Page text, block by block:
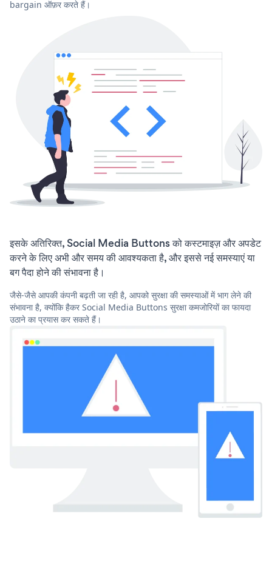
bargain ऑफ़र करते हैं।
इसके अतिरिक्त, Social Media Buttons को कस्टमाइज़ और अपडेट
करने के लिए अभी और समय की आवश्यकता है, और इससे नई समस्याएं या
बग पैदा होने की संभावना है।
जैसे-जैसे आपकी कंपनी बढ़ती जा रही है, आपको सुरक्षा की समस्याओं में भाग लेने की
संभावना है, क्योंकि हैकर Social Media Buttons सुरक्षा कमजोरियों का फायदा
उठाने का प्रयास कर सकते हैं।